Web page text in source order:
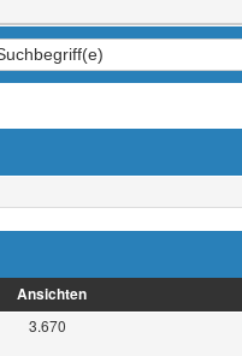
Ansichten
3.670